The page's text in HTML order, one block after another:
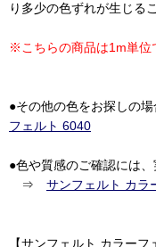
り多少の色ずれが生じる
※こちらの商品は1m単位
●その他の色をお探し
フェルト 6040
●色や質感のご確認には
⇒ サンフェルト カラ
【サンフェルト カラーフ